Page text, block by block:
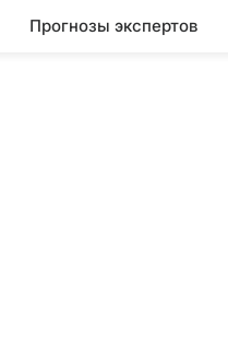
Прогнозы экспертов